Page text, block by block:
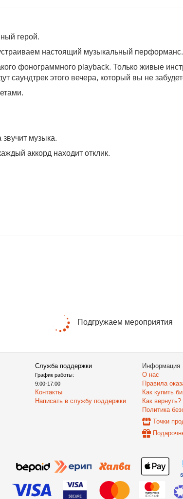
герой.
настоящий музыкальный перформанс.
фонограммного playback. Только живые
саундтрек этого вечера, который вы не
музыка.
аккорд находит отклик.
Подгружаем мероприятия
Служба поддержки
График работы:
9:00-17:00
Контакты
Написать в службу поддержки
Информация
О нас
Правила
Как купить
Как вернуть?
Политика
Точки